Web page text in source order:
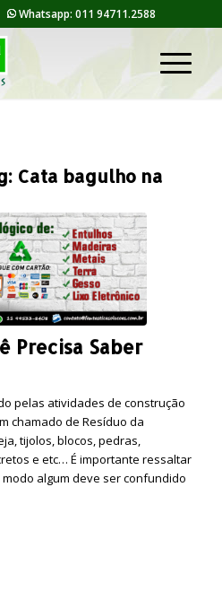
Whatsapp: 011 94711.2588
Cata bagulho na
Precisa Saber
pelas atividades de construção
chamado de Resíduo da
tijolos, blocos, pedras,
e etc… É importante ressaltar
algum deve ser confundido